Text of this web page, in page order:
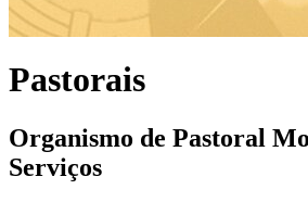
Pastorais
Organismo de Pastoral
Serviços